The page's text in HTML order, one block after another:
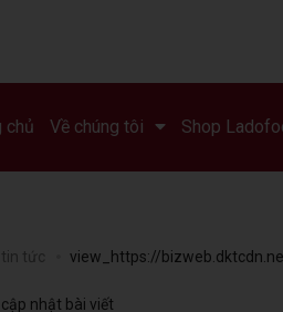
chủ Về chúng tôi Shop
tức view_https://
nhật bài viết